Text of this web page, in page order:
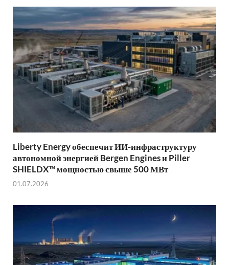
Liberty Energy обеспечит ИИ-инфраструктуру
автономной энергией Bergen Engines и Piller
SHIELDX™ мощностью свыше 500 МВт
01.07.2026